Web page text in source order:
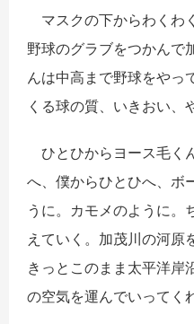
マスクの下からわくわ
野球のグラブをつかんで
んは中高まで野球をやっ
くる球の質、いきおい、
ひとひからヨース毛く
へ、僕からひとひへ、ボ
うに。カモメのように。
えていく。加茂川の河原
きっとこのまま太平洋岸
の空気を運んでいってく